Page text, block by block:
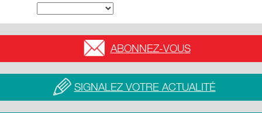
ABONNEZ-VOUS
SIGNALEZ VOTRE ACTUALITÉ